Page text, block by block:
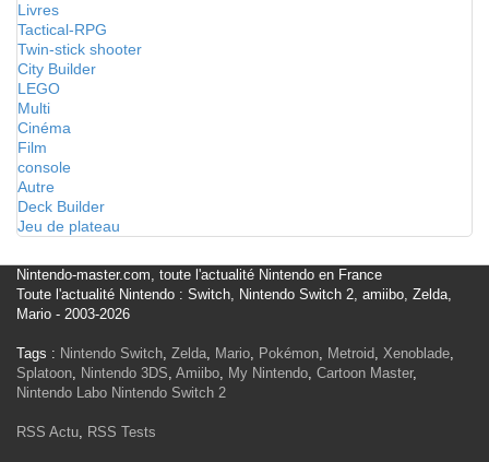
Livres
Tactical-RPG
Twin-stick shooter
City Builder
LEGO
Multi
Cinéma
Film
console
Autre
Deck Builder
Jeu de plateau
Nintendo-master.com, toute l'actualité Nintendo en France
Toute l'actualité Nintendo : Switch, Nintendo Switch 2, amiibo, Zelda,
Mario - 2003-2026
Tags : Nintendo Switch, Zelda, Mario, Pokémon, Metroid, Xenoblade,
Splatoon, Nintendo 3DS, Amiibo, My Nintendo, Cartoon Master,
Nintendo Labo Nintendo Switch 2
RSS Actu, RSS Tests